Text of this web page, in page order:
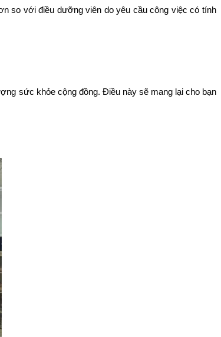
so với điều dưỡng viên do yêu cầu công việc có tính
sức khỏe cộng đồng. Điều này sẽ mang lại cho bạn